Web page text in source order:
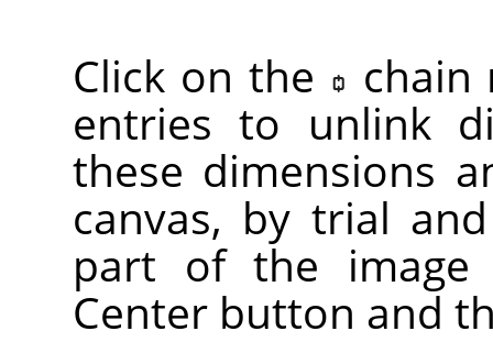
Click on the
chain
entries to unlink
these dimensions
canvas, by trial
part of the
Center button and